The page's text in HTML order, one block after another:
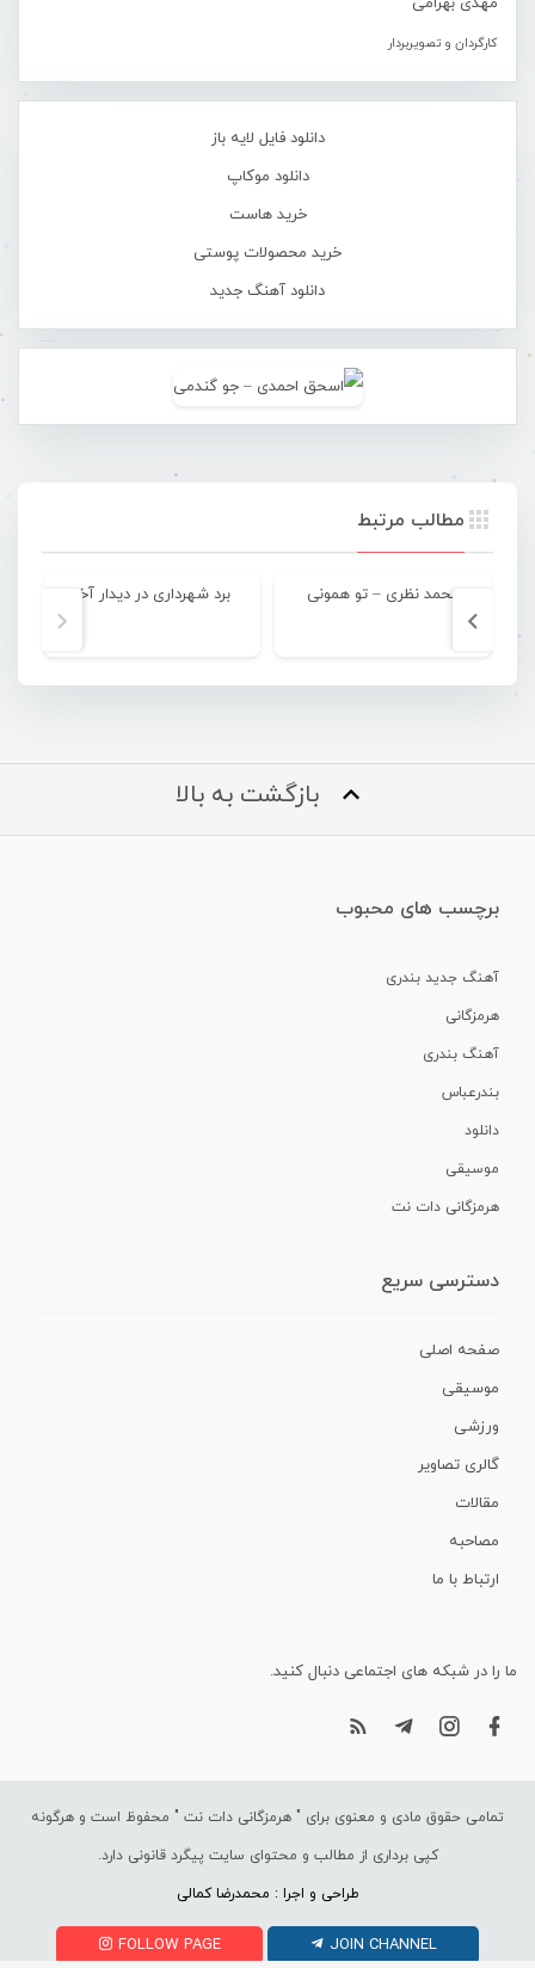
کارگردان و تصویربردار
دانلود فایل لایه باز
دانلود موکاپ
خرید هاست
خرید محصولات پوستی
دانلود آهنگ جدید
مطالب مرتبط
محمد نظری – تو همونی برد شهرداری در دیدار آخر
بازگشت به بالا
برچسب های محبوب
آهنگ جدید بندری
هرمزگانی
آهنگ بندری
بندرعباس
دانلود
موسیقی
هرمزگانی دات نت
دسترسی سریع
صفحه اصلی
موسیقی
ورزشی
گالری تصاویر
مقالات
مصاحبه
ارتباط با ما
ما را در شبکه های اجتماعی دنبال کنید.
تمامی حقوق مادی و معنوی برای " هرمزگانی دات نت " محفوظ است و هرگونه
کپی برداری از مطالب و محتوای سایت پیگرد قانونی دارد.
طراحی و اجرا : محمدرضا کمالی
FOLLOW PAGE JOIN CHANNEL